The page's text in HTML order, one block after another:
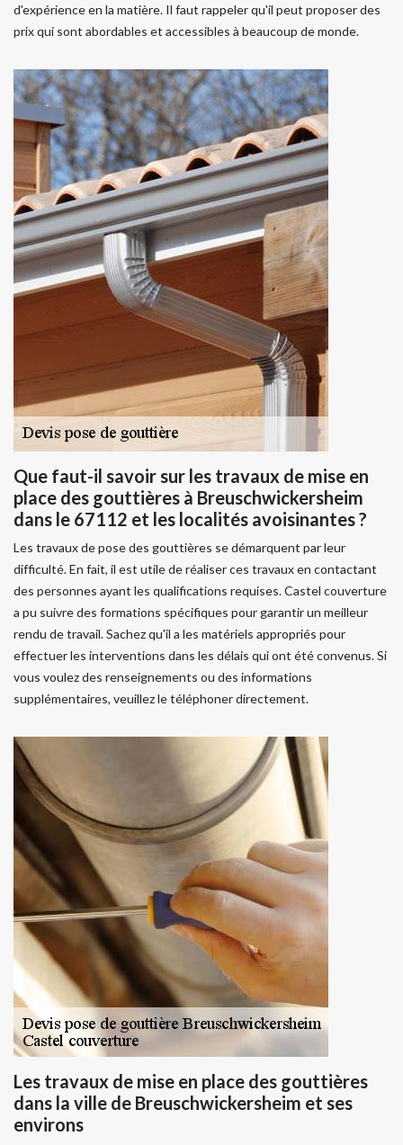
d'expérience en la matière. Il faut rappeler qu'il peut proposer des
prix qui sont abordables et accessibles à beaucoup de monde.
Que faut-il savoir sur les travaux de mise en
place des gouttières à Breuschwickersheim
dans le 67112 et les localités avoisinantes ?
Les travaux de pose des gouttières se démarquent par leur
difficulté. En fait, il est utile de réaliser ces travaux en contactant
des personnes ayant les qualifications requises. Castel couverture
a pu suivre des formations spécifiques pour garantir un meilleur
rendu de travail. Sachez qu'il a les matériels appropriés pour
effectuer les interventions dans les délais qui ont été convenus. Si
vous voulez des renseignements ou des informations
supplémentaires, veuillez le téléphoner directement.
Les travaux de mise en place des gouttières
dans la ville de Breuschwickersheim et ses
environs